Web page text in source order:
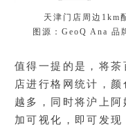
天津门店周边1km
图源：GeoQ Ana 品
值得一提的是，将茶
店进行格网统计，
越多，同时将沪上阿
加可视化，即可发现